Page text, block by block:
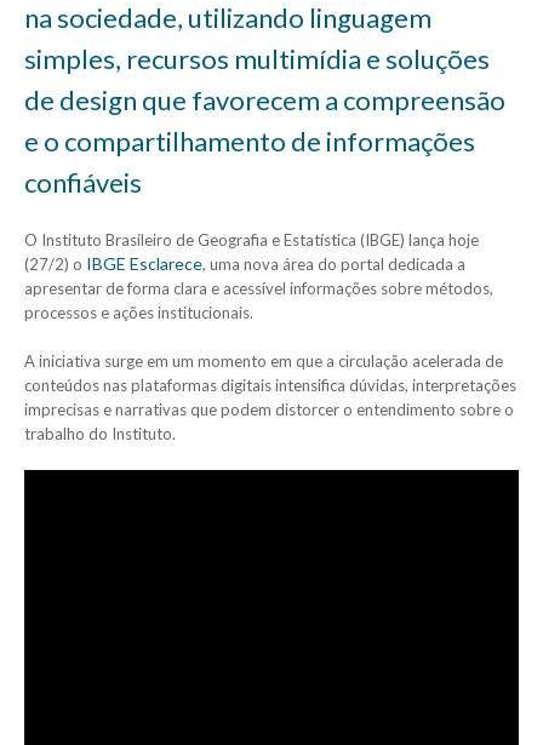
na sociedade, utilizando linguagem
simples, recursos multimídia e soluções
de design que favorecem a compreensão
e o compartilhamento de informações
confiáveis
O Instituto Brasileiro de Geografia e Estatística (IBGE) lança hoje
(27/2) o IBGE Esclarece, uma nova área do portal dedicada a
apresentar de forma clara e acessível informações sobre métodos,
processos e ações institucionais.
A iniciativa surge em um momento em que a circulação acelerada de
conteúdos nas plataformas digitais intensifica dúvidas, interpretações
imprecisas e narrativas que podem distorcer o entendimento sobre o
trabalho do Instituto.